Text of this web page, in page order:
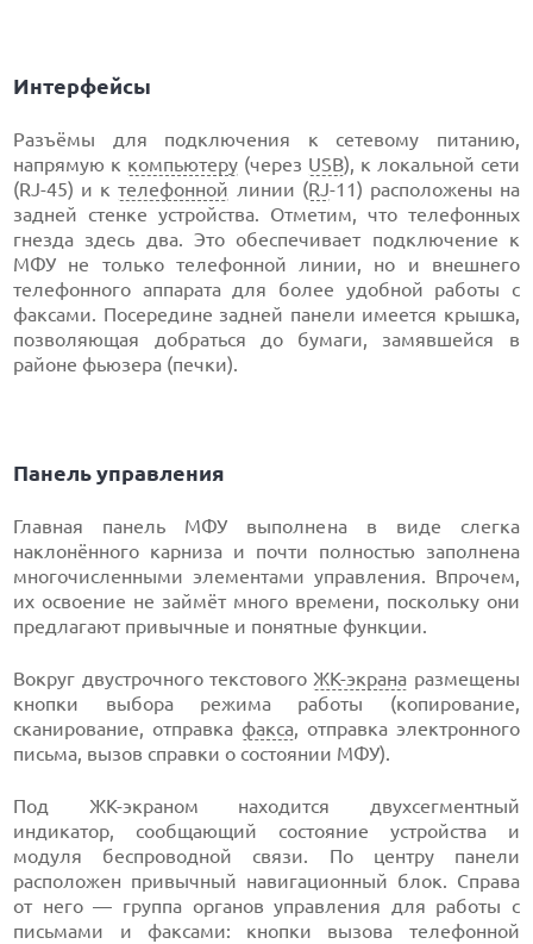
Интерфейсы
Разъёмы для подключения к сетевому питанию,
напрямую к компьютеру (через USB), к локальной сети
(RJ-45) и ктелефонной линии (RJ-11) расположены на
задней стенке устройства. Отметим, что телефонных
гнезда здесь два. Это обеспечивает подключение к
МФУ не только телефонной линии, но и внешнего
телефонного аппарата для более удобной работы с
факсами. Посередине задней панели имеется крышка,
позволяющая добраться до бумаги, замявшейся в
районе фьюзера (печки).
Панель управления
Главная панель МФУ выполнена в виде слегка
наклонённого карниза и почти полностью заполнена
многочисленными элементами управления. Впрочем,
их освоение не займёт много времени, поскольку они
предлагают привычные и понятные функции.
Вокруг двустрочного текстового ЖК-экрана размещены
кнопки выбора режима работы (копирование,
сканирование, отправка факса, отправка электронного
письма, вызов справки о состоянии МФУ).
Под ЖК-экраном находится двухсегментный
индикатор, сообщающий состояние устройства и
модуля беспроводной связи. По центру панели
расположен привычный навигационный блок. Справа
от него — группа органов управления для работы с
письмами и факсами: кнопки вызова телефонной